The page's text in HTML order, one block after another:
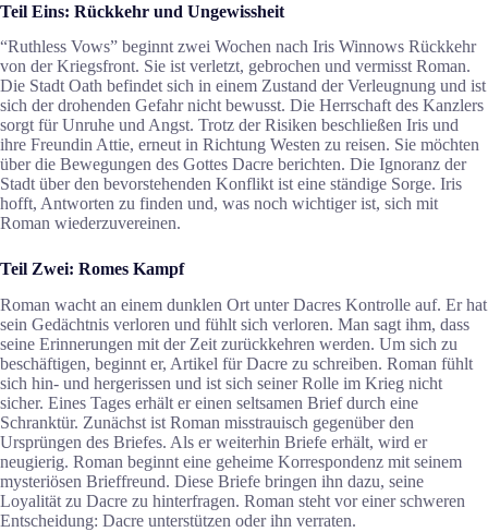
Teil Eins: Rückkehr und Ungewissheit
“Ruthless Vows” beginnt zwei Wochen nach Iris Winnows Rückkehr
von der Kriegsfront. Sie ist verletzt, gebrochen und vermisst Roman.
Die Stadt Oath befindet sich in einem Zustand der Verleugnung und ist
sich der drohenden Gefahr nicht bewusst. Die Herrschaft des Kanzlers
sorgt für Unruhe und Angst. Trotz der Risiken beschließen Iris und
ihre Freundin Attie, erneut in Richtung Westen zu reisen. Sie möchten
über die Bewegungen des Gottes Dacre berichten. Die Ignoranz der
Stadt über den bevorstehenden Konflikt ist eine ständige Sorge. Iris
hofft, Antworten zu finden und, was noch wichtiger ist, sich mit
Roman wiederzuvereinen.
Teil Zwei: Romes Kampf
Roman wacht an einem dunklen Ort unter Dacres Kontrolle auf. Er hat
sein Gedächtnis verloren und fühlt sich verloren. Man sagt ihm, dass
seine Erinnerungen mit der Zeit zurückkehren werden. Um sich zu
beschäftigen, beginnt er, Artikel für Dacre zu schreiben. Roman fühlt
sich hin- und hergerissen und ist sich seiner Rolle im Krieg nicht
sicher. Eines Tages erhält er einen seltsamen Brief durch eine
Schranktür. Zunächst ist Roman misstrauisch gegenüber den
Ursprüngen des Briefes. Als er weiterhin Briefe erhält, wird er
neugierig. Roman beginnt eine geheime Korrespondenz mit seinem
mysteriösen Brieffreund. Diese Briefe bringen ihn dazu, seine
Loyalität zu Dacre zu hinterfragen. Roman steht vor einer schweren
Entscheidung: Dacre unterstützen oder ihn verraten.